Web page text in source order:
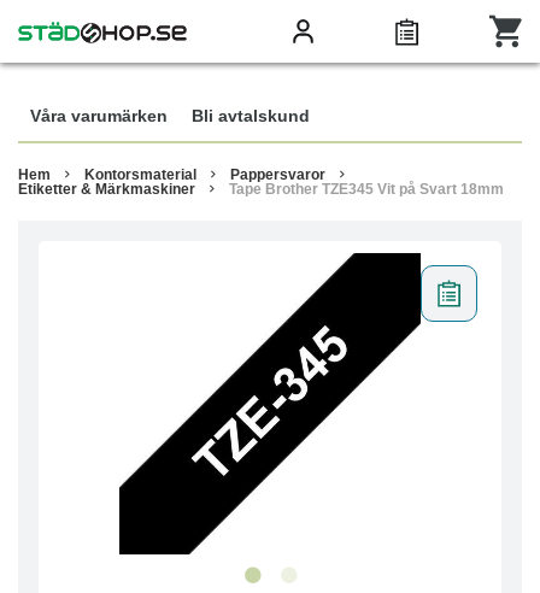
Våra varumärken Bli avtalskund
Hem Kontorsmaterial
Pappersvaror
Etiketter & Märkmaskiner
Tape Brother TZE345 Vit på Svart 18mm